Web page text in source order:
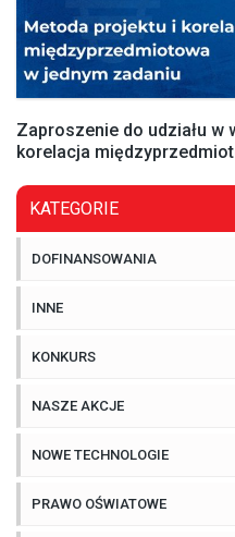
Zaproszenie do udziału w
korelacja
KATEGORIE
DOFINANSOWANIA
INNE
KONKURS
NASZE AKCJE
NOWE TECHNOLOGIE
PRAWO OŚWIATOWE